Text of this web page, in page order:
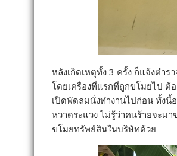
หลังเกิดเหตุทั้ง 3 ครั้ง ก็แจ้งตำ
โดยเครื่องที่แรกที่ถูกขโมยไป ต้
เปิดพัดลมนั่งทำงานไปก่อน ทั้งนี้
หวาดระแวง ไม่รู้ว่าคนร้ายจะม
ขโมยทรัพย์สินในบริษัทด้วย